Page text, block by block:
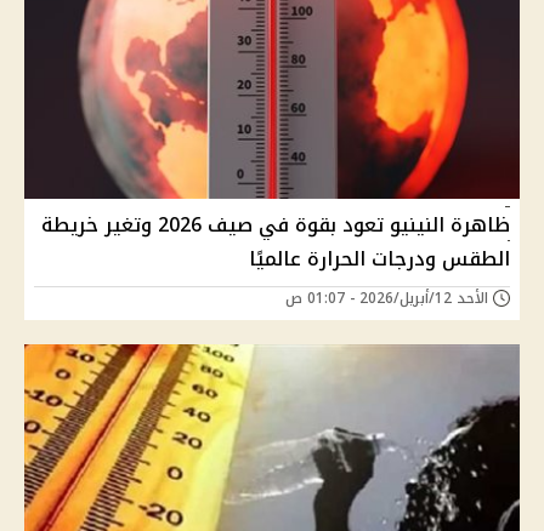
ظاهرة النينيو تعود بقوة في صيف 2026 وتغير خريطة
الطقس ودرجات الحرارة عالميًا
الأحد 12/أبريل/2026 - 01:07 ص